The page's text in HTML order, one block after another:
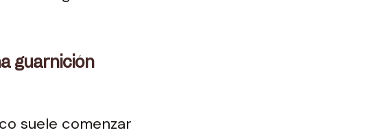
guarnición
suele comenzar